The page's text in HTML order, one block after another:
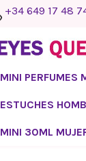
+34 649 17 48
MINI PERFUMES
ESTUCHES
MINI 30ML